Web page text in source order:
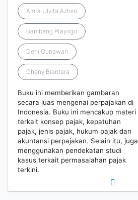
Amra Ulvita Azhiin
Bambang Prayogo
Deni Gunawan
Dheny Biantara
Buku ini memberikan gambaran
secara luas mengenai perpajakan di
Indonesia. Buku ini mencakup materi
terkait konsep pajak, kepatuhan
pajak, jenis pajak, hukum pajak dan
akuntansi perpajakan. Selain itu, juga
menggunakan pendekatan studi
kasus terkait permasalahan pajak
terkini.